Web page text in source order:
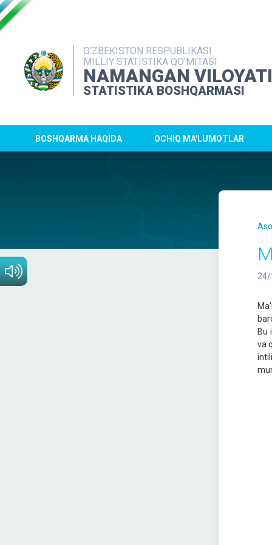
O‘ZBEKISTON RESPUBLIKASI
MILLIY STATISTIKA QO‘MITASI
NAMANGAN VILOYATI
STATISTIKA BOSHQARMASI
BOSHQARMA HAQIDA OCHIQ MA'LUMOTLAR
24/
Bu
va